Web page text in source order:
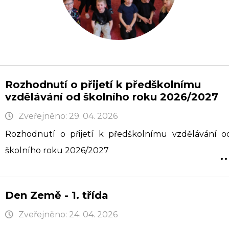
Rozhodnutí o přijetí k předškolnímu
vzdělávání od školního roku 2026/2027
Zveřejněno: 29. 04. 2026
Rozhodnutí o přijetí k předškolnímu vzdělávání
školního roku 2026/2027
Den Země - 1. třída
Zveřejněno: 24. 04. 2026